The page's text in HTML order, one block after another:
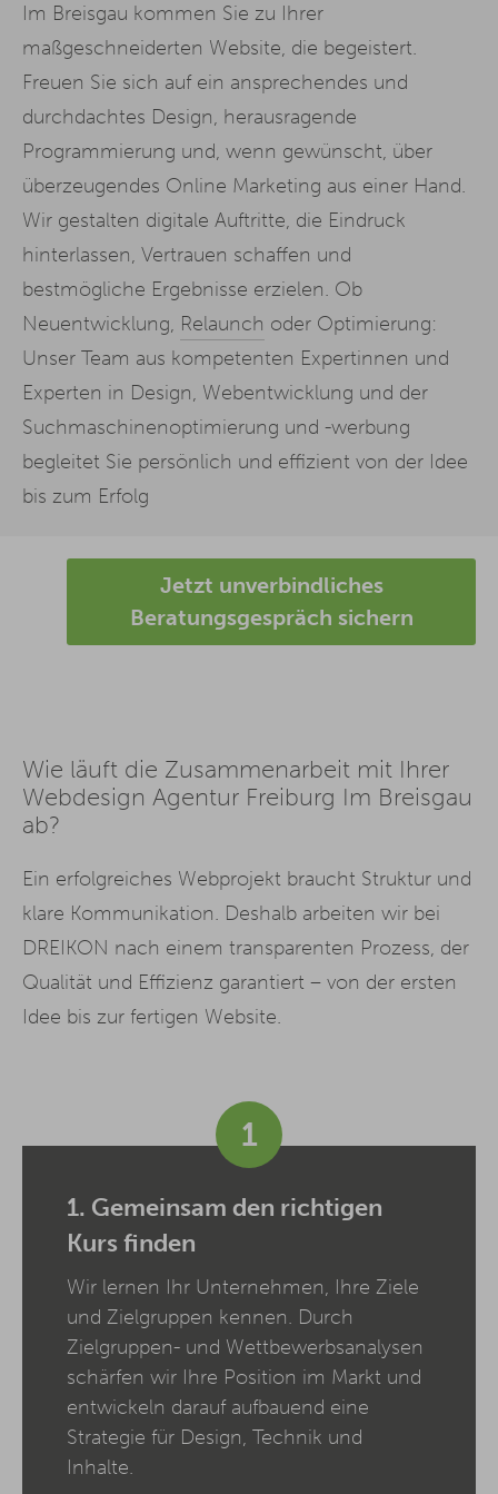
Im Breisgau kommen Sie zu Ihrer
maßgeschneiderten Website, die begeistert.
Freuen Sie sich auf ein ansprechendes und
durchdachtes Design, herausragende
Programmierung und, wenn gewünscht, über
überzeugendes Online Marketing aus einer Hand.
Wir gestalten digitale Auftritte, die Eindruck
hinterlassen, Vertrauen schaffen und
bestmögliche Ergebnisse erzielen. Ob
Neuentwicklung, Relaunch oder Optimierung:
Unser Team aus kompetenten Expertinnen und
Experten in Design, Webentwicklung und der
Suchmaschinenoptimierung und -werbung
begleitet Sie persönlich und effizient von der Idee
bis zum Erfolg
Jetzt unverbindliches
Beratungsgespräch sichern
Wie läuft die Zusammenarbeit mit Ihrer
Webdesign Agentur Freiburg Im Breisgau
ab?
Ein erfolgreiches Webprojekt braucht Struktur und
klare Kommunikation. Deshalb arbeiten wir bei
DREIKON nach einem transparenten Prozess, der
Qualität und Effizienz garantiert – von der ersten
Idee bis zur fertigen Website.
1
1. Gemeinsam den richtigen
Kurs finden
Wir lernen Ihr Unternehmen, Ihre Ziele
und Zielgruppen kennen. Durch
Zielgruppen- und Wettbewerbsanalysen
schärfen wir Ihre Position im Markt und
entwickeln darauf aufbauend eine
Strategie für Design, Technik und
Inhalte.